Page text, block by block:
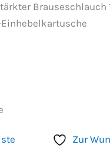
Brauseschlauch
Zur